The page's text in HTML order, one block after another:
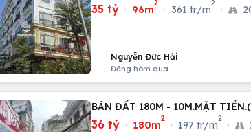
35 tỷ · 96m
2
· 361 tr/m
2
·
Nguyễn Đức Hải
Đăng hôm qua
BÁN ĐẤT 180M - 10M.MẶT
36 tỷ · 180m
2
· 197 tr/m
2
·